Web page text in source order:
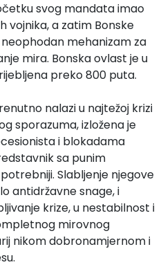
svog mandata imao
vojnika, a zatim Bonske
mehanizam za
mira. Bonska ovlast je u
preko 800 puta.
nalazi u najtežoj krizi
sporazuma, izložena je
i blokadama
sa punim
Slabljenje njegove
antidržavne snage, i
krize, u nestabilnost i
mirovnog
nikom dobronamjernom i